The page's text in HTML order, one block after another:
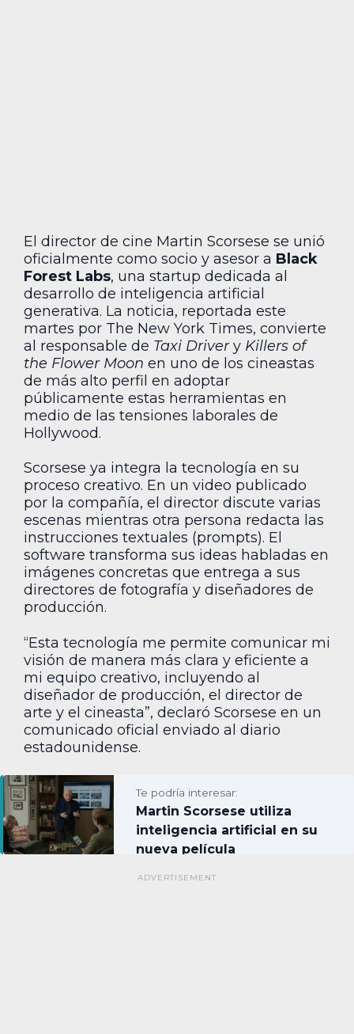
El director de cine Martin Scorsese se unió
oficialmente como socio y asesor a Black
Forest Labs, una startup dedicada al
desarrollo de inteligencia artificial
generativa. La noticia, reportada este
martes por The New York Times, convierte
al responsable de Taxi Drivery Killers of
the Flower Moon en uno de los cineastas
de más alto perfil en adoptar
públicamente estas herramientas en
medio de las tensiones laborales de
Hollywood.
Scorsese ya integra la tecnología en su
proceso creativo. En un video publicado
por la compañía, el director discute varias
escenas mientras otra persona redacta las
instrucciones textuales (prompts). El
software transforma sus ideas habladas en
imágenes concretas que entrega a sus
directores de fotografía y diseñadores de
producción.
“Esta tecnología me permite comunicar mi
visión de manera más clara y eficiente a
mi equipo creativo, incluyendo al
diseñador de producción, el director de
arte y el cineasta”, declaró Scorsese en un
comunicado oficial enviado al diario
estadounidense.
Te podría interesar:
Martin Scorsese utiliza
inteligencia artificial en su
nueva película